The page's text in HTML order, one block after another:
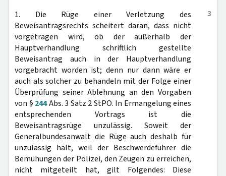
3
1. Die Rüge einer Verletzung des
Beweisantragsrechts scheitert daran, dass nicht
vorgetragen wird, ob der außerhalb der
Hauptverhandlung schriftlich gestellte
Beweisantrag auch in der Hauptverhandlung
vorgebracht worden ist; denn nur dann wäre er
auch als solcher zu behandeln mit der Folge einer
Überprüfung seiner Ablehnung an den Vorgaben
von § 244Abs. 3 Satz 2 StPO. In Ermangelung eines
entsprechenden Vortrags ist die
Beweisantragsrüge unzulässig. Soweit der
Generalbundesanwalt die Rüge auch deshalb für
unzulässig hält, weil der Beschwerdeführer die
Bemühungen der Polizei, den Zeugen zu erreichen,
nicht mitgeteilt hat, gilt Folgendes: Diese